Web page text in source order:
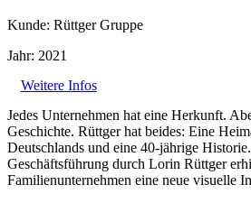
Kunde: Rüttger Gruppe
Jahr: 2021
Weitere Infos
Jedes Unternehmen hat eine Herkunft.
Geschichte. Rüttger hat beides: Eine
Deutschlands und eine 40-jährige
Geschäftsführung durch Lorin Rüttger
Familienunternehmen eine neue visuelle